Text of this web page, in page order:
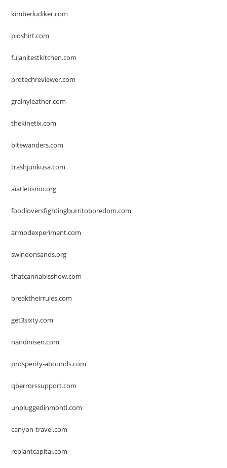
kimberludiker.com
pioshirt.com
fulanitestkitchen.com
protechreviewer.com
grainyleather.com
thekinetix.com
bitewanders.com
trashjunkusa.com
aiatletismo.org
foodloversfightingburritoboredom.com
armodexperiment.com
swindonsands.org
thatcannabisshow.com
breaktheirrules.com
get3sixty.com
nandinisen.com
prosperity-abounds.com
qberrorssupport.com
unpluggedinmonti.com
canyon-travel.com
replantcapital.com